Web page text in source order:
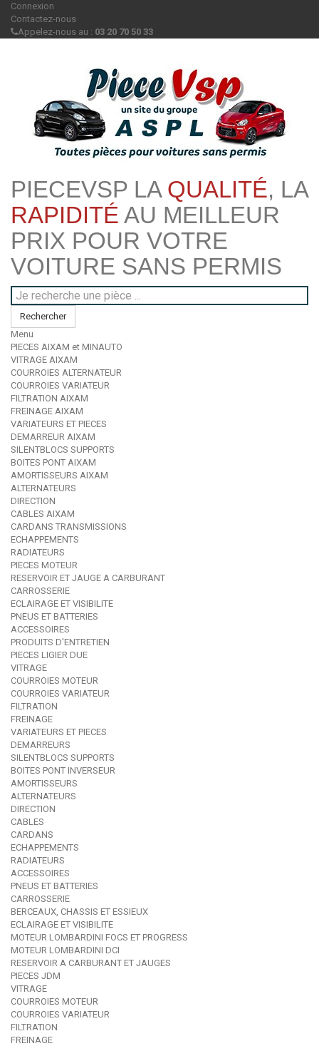
Connexion
Contactez-nous
Appelez-nous au : 03 20 70 50 33
PIECEVSP LA QUALITÉ, LA
RAPIDITÉ AU MEILLEUR
PRIX POUR VOTRE
VOITURE SANS PERMIS
Rechercher
Menu
PIECES AIXAM et MINAUTO
VITRAGE AIXAM
COURROIES ALTERNATEUR
COURROIES VARIATEUR
FILTRATION AIXAM
FREINAGE AIXAM
VARIATEURS ET PIECES
DEMARREUR AIXAM
SILENTBLOCS SUPPORTS
BOITES PONT AIXAM
AMORTISSEURS AIXAM
ALTERNATEURS
DIRECTION
CABLES AIXAM
CARDANS TRANSMISSIONS
ECHAPPEMENTS
RADIATEURS
PIECES MOTEUR
RESERVOIR ET JAUGE A CARBURANT
CARROSSERIE
ECLAIRAGE ET VISIBILITE
PNEUS ET BATTERIES
ACCESSOIRES
PRODUITS D'ENTRETIEN
PIECES LIGIER DUE
VITRAGE
COURROIES MOTEUR
COURROIES VARIATEUR
FILTRATION
FREINAGE
VARIATEURS ET PIECES
DEMARREURS
SILENTBLOCS SUPPORTS
BOITES PONT INVERSEUR
AMORTISSEURS
ALTERNATEURS
DIRECTION
CABLES
CARDANS
ECHAPPEMENTS
RADIATEURS
ACCESSOIRES
PNEUS ET BATTERIES
CARROSSERIE
BERCEAUX, CHASSIS ET ESSIEUX
ECLAIRAGE ET VISIBILITE
MOTEUR LOMBARDINI FOCS ET PROGRESS
MOTEUR LOMBARDINI DCI
RESERVOIR A CARBURANT ET JAUGES
PIECES JDM
VITRAGE
COURROIES MOTEUR
COURROIES VARIATEUR
FILTRATION
FREINAGE